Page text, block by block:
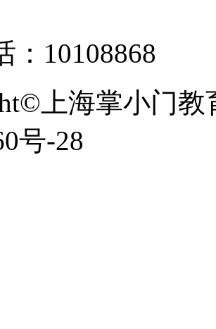
：10108868
上海掌小门教
号-28